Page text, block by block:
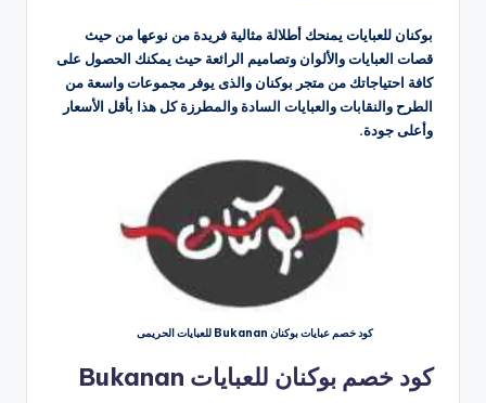
بوكنان للعبايات يمنحك أطلالة مثالية فريدة من نوعها من حيث
قصات العبايات والألوان وتصاميم الرائعة حيث يمكنك الحصول على
كافة احتياجاتك من متجر بوكنان والذى يوفر مجموعات واسعة من
الطرح والنقابات والعبايات السادة والمطرزة كل هذا بأقل الأسعار
وأعلى جودة.
كود خصم عبايات بوكنان Bukanan للعبايات الحريمى
كود خصم بوكنان للعبايات Bukanan